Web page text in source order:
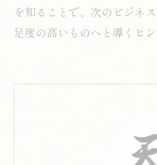
を知ることで、次のビジネ
足度の高いものへと導くヒ